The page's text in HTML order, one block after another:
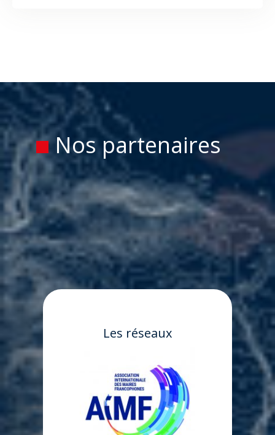
Nos partenaires
Les réseaux